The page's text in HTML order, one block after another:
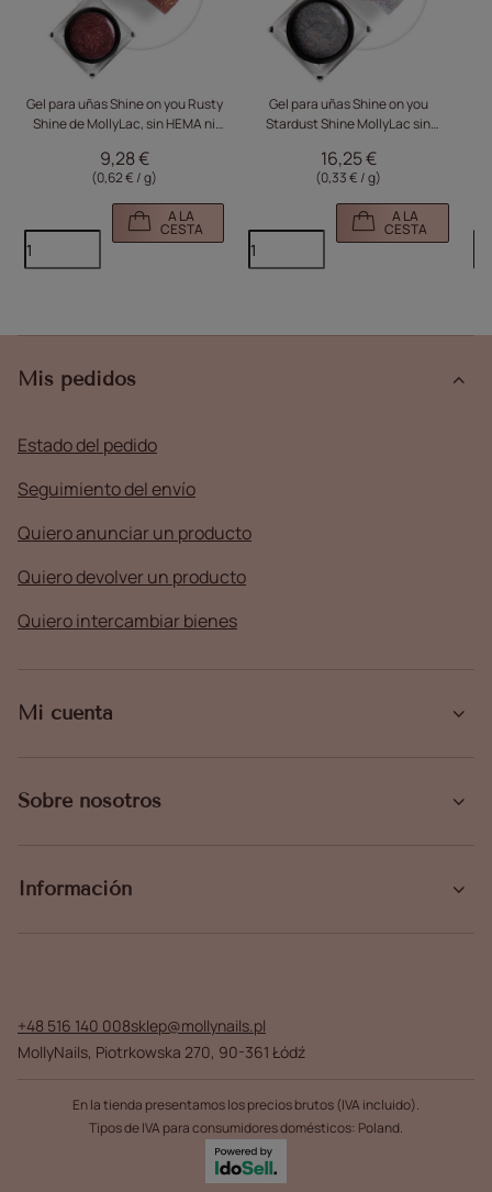
Gel para uñas Shine on you Rusty
Shine de MollyLac, sin HEMA ni
9,28 €
(0,62 € / g)
A LA
CESTA
Gel para uñas Shine on you
Stardust Shine MollyLac sin
16,25 €
(0,33 € / g)
A LA
CESTA
Mis pedidos
Estado del pedido
Seguimiento del envío
Quiero anunciar un producto
Quiero devolver un producto
Quiero intercambiar bienes
Mi cuenta
Sobre nosotros
Información
+48 516 140 008sklep@mollynails.pl
MollyNails, Piotrkowska 270, 90-361 Łódź
En la tienda presentamos los precios brutos (IVA incluido).
Tipos de IVA para consumidores domésticos: Poland.